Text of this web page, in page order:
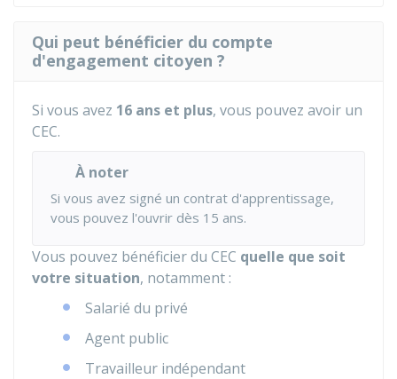
Qui peut bénéficier du compte
d'engagement citoyen ?
Si vous avez 16 ans et plus, vous pouvez avoir un
CEC.
À noter
Si vous avez signé un contrat d'apprentissage,
vous pouvez l'ouvrir dès 15 ans.
Vous pouvez bénéficier du CEC quelle que soit
votre situation, notamment :
Salarié du privé
Agent public
Travailleur indépendant